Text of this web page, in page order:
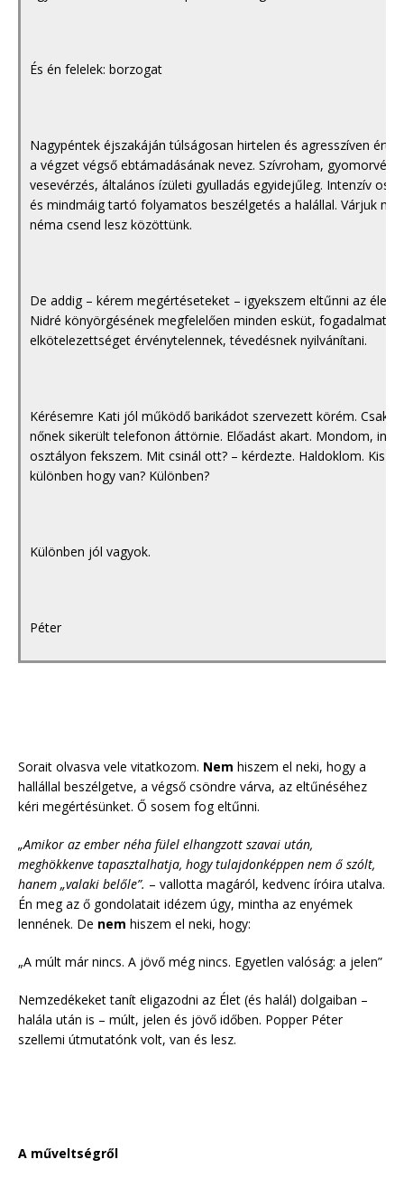
És én felelek: borzogat
Nagypéntek éjszakáján túlságosan hirtelen és agresszíven ért
a végzet végső ebtámadásának nevez. Szívroham,
vesevérzés, általános ízületi gyulladás egyidejűleg. Intenzív
és mindmáig tartó folyamatos beszélgetés a halállal. Várjuk
néma csend lesz közöttünk.
De addig – kérem megértéseteket – igyekszem eltűnni az
Nidré könyörgésének megfelelően minden esküt, fogadalmat,
elkötelezettséget érvénytelennek, tévedésnek nyilvánítani.
Kérésemre Kati jól működő barikádot szervezett körém. Csak
nőnek sikerült telefonon áttörnie. Előadást akart. Mondom,
osztályon fekszem. Mit csinál ott? – kérdezte. Haldoklom. Kis
különben hogy van? Különben?
Különben jól vagyok.
Péter
Sorait olvasva vele vitatkozom. Nem hiszem el neki, hogy a
hallállal beszélgetve, a végső csöndre várva, az eltűnéséhez
kéri megértésünket. Ő sosem fog eltűnni.
„Amikor az ember néha fülel elhangzott szavai után,
meghökkenve tapasztalhatja, hogy tulajdonképpen nem ő szólt,
hanem „valaki belőle”. – vallotta magáról, kedvenc íróira utalva.
Én meg az ő gondolatait idézem úgy, mintha az enyémek
lennének. De nem hiszem el neki, hogy:
„A múlt már nincs. A jövő még nincs. Egyetlen valóság: a jelen”
Nemzedékeket tanít eligazodni az Élet (és halál) dolgaiban –
halála után is – múlt, jelen és jövő időben. Popper Péter
szellemi útmutatónk volt, van és lesz.
A műveltségről